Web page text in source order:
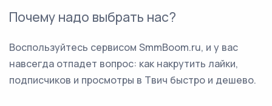
Почему надо выбрать нас?
Воспользуйтесь сервисом SmmBoom.ru, и у вас
навсегда отпадет вопрос: как накрутить лайки,
подписчиков и просмотры в Твич быстро и дешево.